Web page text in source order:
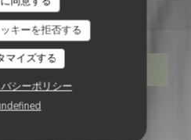
キーを拒否する
マイズする
シーポリシー
予約